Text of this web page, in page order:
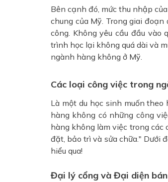
Bên cạnh đó, mức thu nhập
chung của Mỹ. Trong giai
công. Không yêu cầu đầu
trình học lại không quá dài và
ngành hàng không ở Mỹ.
Các loại công việc trong
Là một du học sinh muốn
hàng không có những công
hàng không làm việc trong
đặt, bảo trì và sửa chữa." Dưới
hiểu qua!
Đại lý cổng và Đại diện